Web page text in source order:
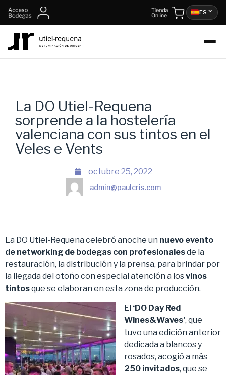
ES
La DO Utiel-Requena
sorprende a la hostelería
valenciana con sus tintos en el
Veles e Vents
octubre 25, 2022
admin@paulcris.com
La DO Utiel-Requena celebró anoche un nuevo evento
de networking de bodegas con profesionalesde la
restauración, la distribución y la prensa, para brindar por
la llegada del otoño con especial atención a losvinos
tintosque se elaboran en esta zona de producción.
El ‘DO Day Red
Wines&Waves’, que
tuvo una edición anterior
dedicada a blancos y
rosados, acogió a más
250 invitados, que se